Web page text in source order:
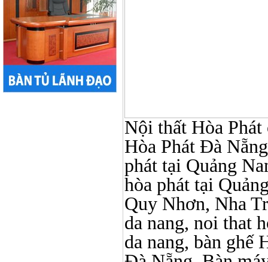
Nội thất Hòa
Hòa Phát Đà
phát tại Quảng
hòa phát tại
Quy Nhơn, Nha
da nang, noi that
da nang, bàn ghế